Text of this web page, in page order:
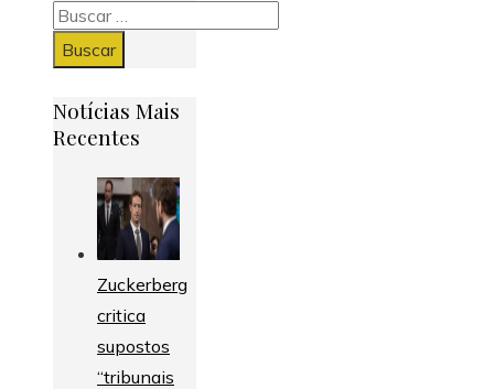
Buscar:
Notícias Mais
Recentes
Zuckerberg
critica
supostos
“tribunais